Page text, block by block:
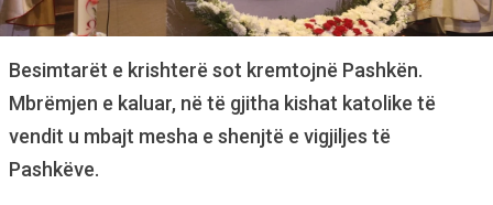
Besimtarët e krishterë sot kremtojnë Pashkën.
Mbrëmjen e kaluar, në të gjitha kishat katolike të
vendit u mbajt mesha e shenjtë e vigjiljes të
Pashkëve.